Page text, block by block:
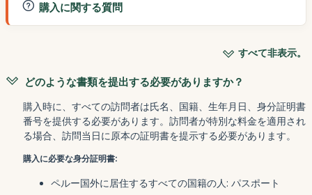
購入に関する質問
すべて非表示。
どのような書類を提出する必要がありますか？
購入時に、すべての訪問者は氏名、国籍、生年月日、身分証明書
番号を提供する必要があります。訪問者が特別な料金を適用され
る場合、訪問当日に原本の証明書を提示する必要があります。
購入に必要な身分証明書:
ペルー国外に居住するすべての国籍の人: パスポート